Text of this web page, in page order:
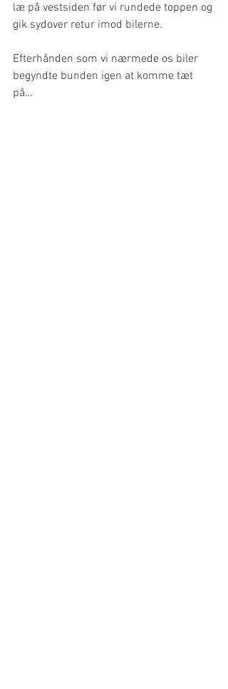
læ på vestsiden før vi rundede toppen og
gik sydover retur imod bilerne.
Efterhånden som vi nærmede os biler
begyndte bunden igen at komme tæt
på…